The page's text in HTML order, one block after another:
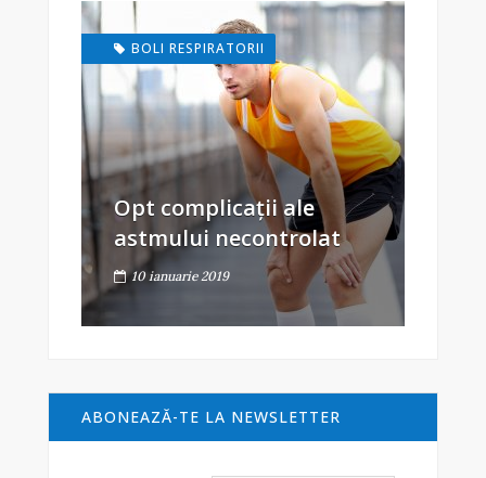
BOLI RESPIRATORII
Opt complicații ale
astmului necontrolat
10 ianuarie 2019
ABONEAZĂ-TE LA NEWSLETTER